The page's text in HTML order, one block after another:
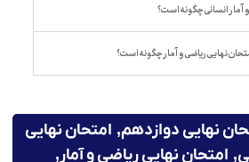
آمار انسانی چگونه است؟
نهایی ریاضی و آمار چگونه است؟
نهایی دوازدهم, امتحان نهایی
, امتحان نهایی ریاضی و آمار,